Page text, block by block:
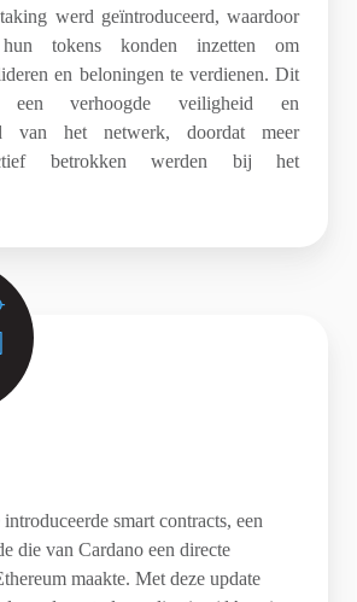
werd geïntroduceerd, waardoor
hun tokens konden inzetten om
en beloningen te verdienen. Dit
verhoogde veiligheid en
van het netwerk, doordat meer
betrokken werden bij het
smart contracts, een
die van Cardano een directe
maakte. Met deze update